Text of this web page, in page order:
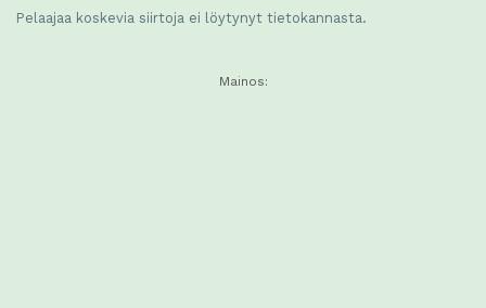
Pelaajaa koskevia siirtoja ei löytynyt tietokannasta.
Mainos: